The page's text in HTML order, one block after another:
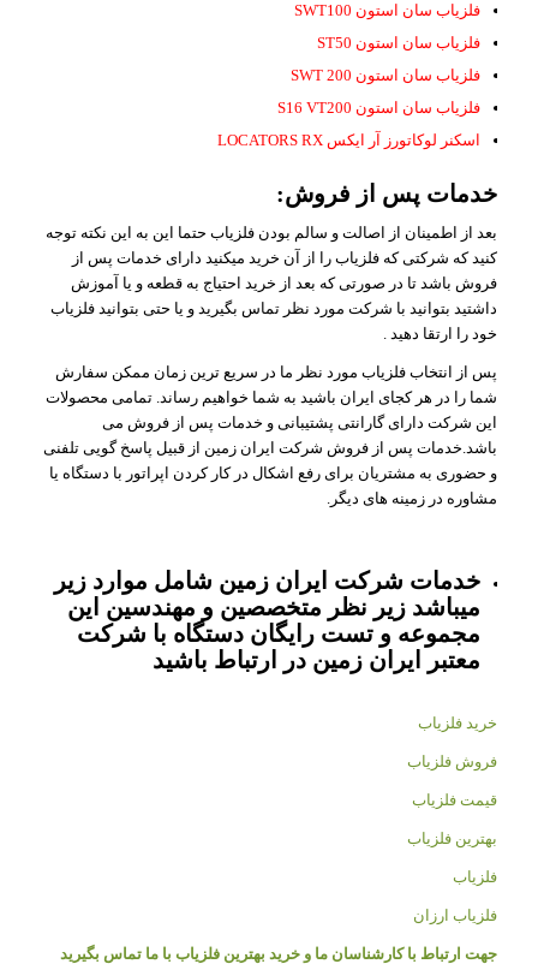
فلزیاب سان استون SWT100
فلزیاب سان استون ST50
فلزیاب سان استون SWT 200
فلزیاب سان استون S16 VT200
اسکنر لوکاتورز آر ایکس LOCATORS RX
خدمات پس از فروش:
بعد از اطمینان از اصالت و سالم بودن فلزیاب حتما این به این نکته توجه
کنید که شرکتی که فلزیاب را از آن خرید میکنید دارای خدمات پس از
فروش باشد تا در صورتی که بعد از خرید احتیاج به قطعه و یا آموزش
داشتید بتوانید با شرکت مورد نظر تماس بگیرید و یا حتی بتوانید فلزیاب
خود را ارتقا دهید .
پس از انتخاب فلزیاب مورد نظر ما در سریع ترین زمان ممکن سفارش
شما را در هر کجای ایران باشید به شما خواهیم رساند. تمامی محصولات
این شرکت دارای گارانتی پشتیبانی و خدمات پس از فروش می
باشد.خدمات پس از فروش شرکت ایران زمین از قبیل پاسخ گویی تلفنی
و حضوری به مشتریان برای رفع اشکال در کار کردن اپراتور با دستگاه یا
مشاوره در زمینه های دیگر.
خدمات شرکت ایران زمین شامل موارد زیر
میباشد زیر نظر متخصصین و مهندسین این
مجموعه و تست رایگان دستگاه با شرکت
معتبر ایران زمین در ارتباط باشید
خرید فلزیاب
فروش فلزیاب
قیمت فلزیاب
بهترین فلزیاب
فلزیاب
فلزیاب ارزان
جهت ارتباط با کارشناسان ما و خرید بهترین فلزیاب با ما تماس بگیرید